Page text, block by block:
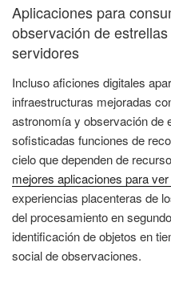
Aplicaciones para
observación de
servidores
Incluso aficiones digitales
infraestructuras mejoradas
astronomía y observación de
sofisticadas funciones de
cielo que dependen de
mejores aplicaciones para
experiencias placenteras de
del procesamiento en
identificación de objetos en
social de observaciones.